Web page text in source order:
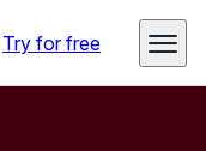
Try for free